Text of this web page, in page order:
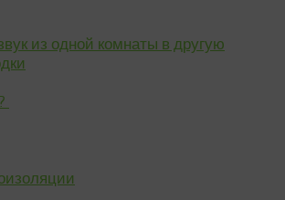
из одной комнаты в другую